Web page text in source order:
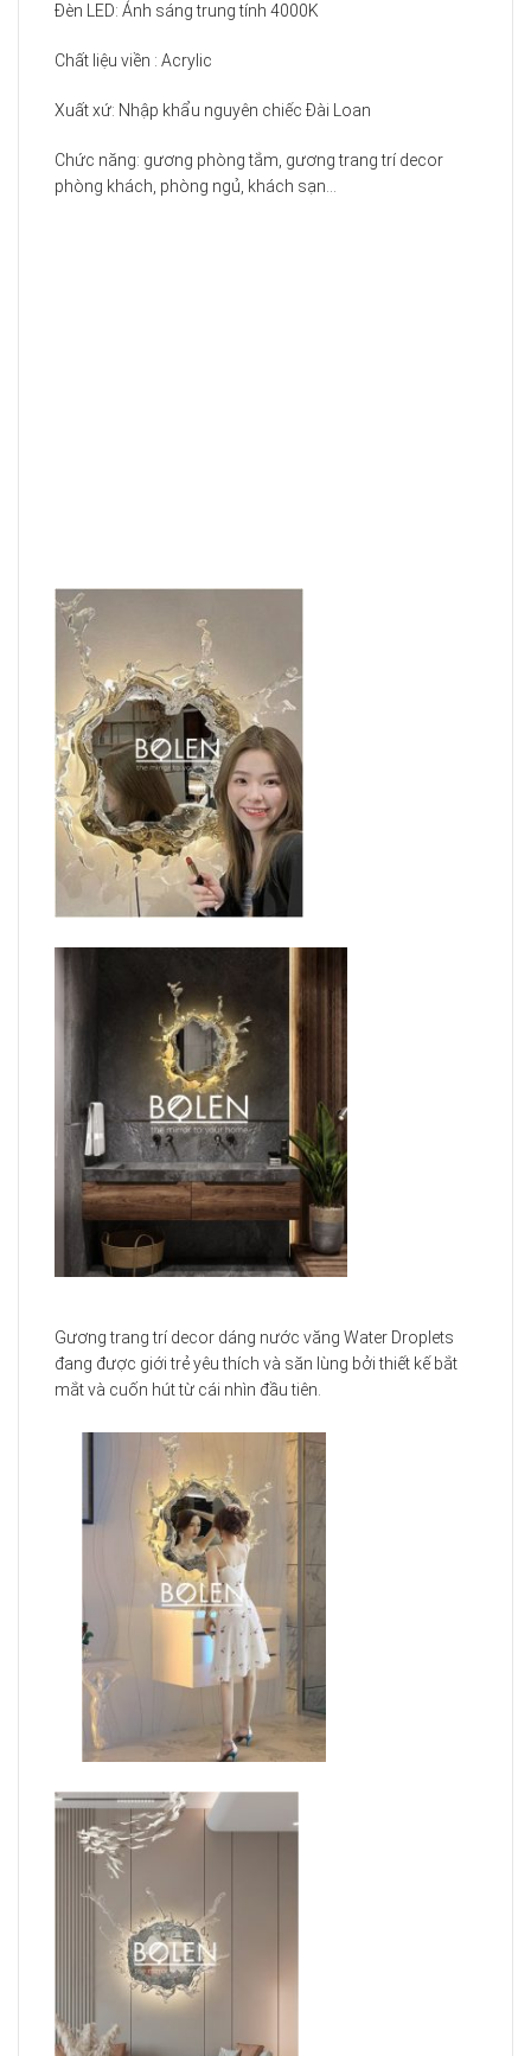
Đèn LED: Ánh sáng trung tính 4000K
Chất liệu viền : Acrylic
Xuất xứ: Nhập khẩu nguyên chiếc Đài Loan
Chức năng: gương phòng tắm, gương trang trí decor
phòng khách, phòng ngủ, khách sạn…
Gương trang trí decor dáng nước văng Water Droplets
đang được giới trẻ yêu thích và săn lùng bởi thiết kế bắt
mắt và cuốn hút từ cái nhìn đầu tiên.